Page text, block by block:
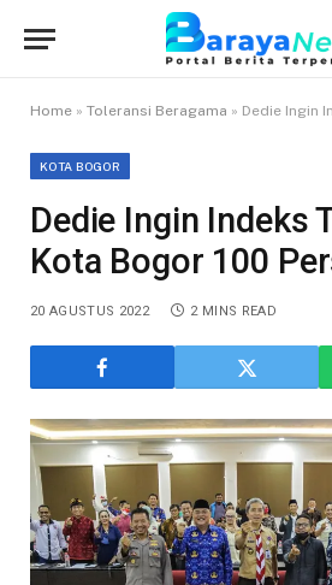
Home » Toleransi Beragama » Dedie Ingin
KOTA BOGOR
Dedie Ingin Indeks
Kota Bogor 100
20 AGUSTUS 2022 2 MINS READ